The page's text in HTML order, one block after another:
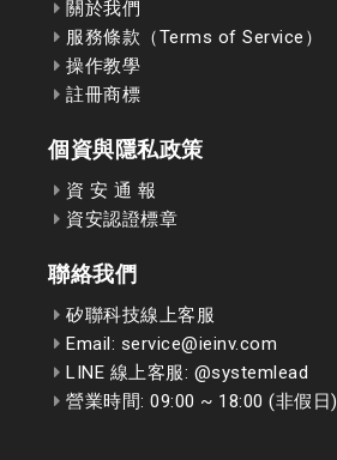
關於我們
服務條款（Terms of Service）
操作教學
註冊商標
個資與隱私政策
資 安 通 報
資安認證標章
聯絡我們
矽聯科技線上客服
Email: service@ieinv.com
LINE 線上客服: @systemlead
營業時間: 09:00 ~ 18:00 (非假日)